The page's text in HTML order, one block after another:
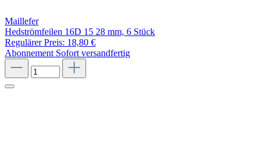
Maillefer
Hedströmfeilen 16D 15 28 mm, 6 Stück
Regulärer Preis: 18,80 €
Abonnement Sofort versandfertig